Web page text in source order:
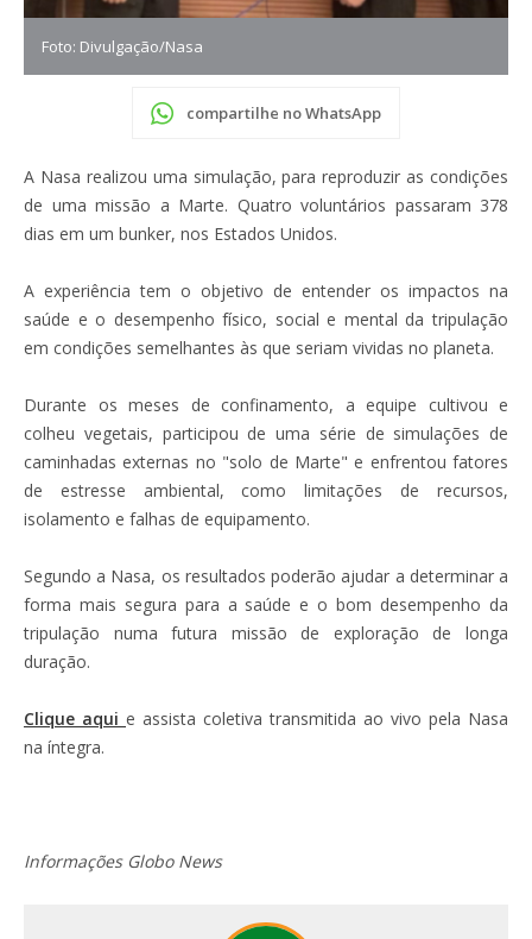
Foto: Divulgação/Nasa
compartilhe no WhatsApp
A Nasa realizou uma simulação, para reproduzir as condições
de uma missão a Marte. Quatro voluntários passaram 378
dias em um bunker, nos Estados Unidos.
A experiência tem o objetivo de entender os impactos na
saúde e o desempenho físico, social e mental da tripulação
em condições semelhantes às que seriam vividas no planeta.
Durante os meses de confinamento, a equipe cultivou e
colheu vegetais, participou de uma série de simulações de
caminhadas externas no "solo de Marte" e enfrentou fatores
de estresse ambiental, como limitações de recursos,
isolamento e falhas de equipamento.
Segundo a Nasa, os resultados poderão ajudar a determinar a
forma mais segura para a saúde e o bom desempenho da
tripulação numa futura missão de exploração de longa
duração.
Clique aqui e assista coletiva transmitida ao vivo pela Nasa
na íntegra.
Informações Globo News